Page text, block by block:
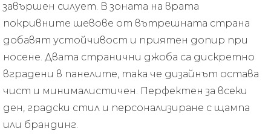
завършен силует. В зоната на врата
покривните шевове от вътрешната страна
добавят устойчивост и приятен допир при
носене. Двата странични джоба са дискретно
вградени в панелите, така че дизайнът остава
чист и минималистичен. Перфектен за всеки
ден, градски стил и персонализиране с щампа
или брандинг.